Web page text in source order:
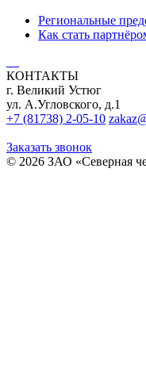
Региональные
Как стать
КОНТАКТЫ
г. Великий Устюг
ул. А.Угловского, д.1
+7 (81738) 2-05-10
Заказать звонок
© 2026 ЗАО «Северная